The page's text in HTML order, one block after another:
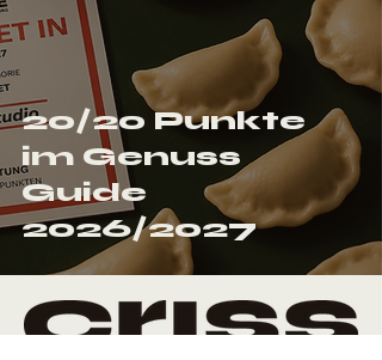
20/20 Punkte
im Genuss
Guide
2026/2027